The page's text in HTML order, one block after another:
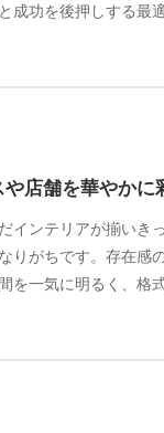
成功を後押しする最
店舗を華やかに
インテリアが揃いき
りがちです。存在感
を一気に明るく、格